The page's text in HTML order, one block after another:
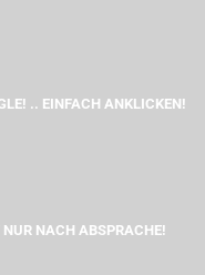
.. EINFACH ANKLICKEN!
NACH ABSPRACHE!